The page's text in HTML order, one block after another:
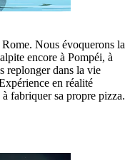
Nous évoquerons la
encore à Pompéi, à
replonger dans la vie
en réalité
fabriquer sa propre pizza.